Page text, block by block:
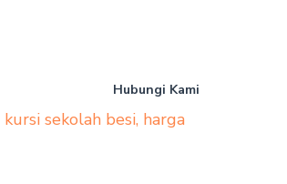
Hubungi Kami
kursi sekolah besi, harga